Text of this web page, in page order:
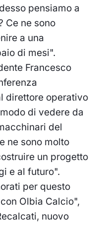
pensiamo a
Ce ne sono
a una
di mesi".
Francesco
direttore operativo
di vedere da
del
ne sono molto
un progetto
e al futuro".
per questo
Olbia Calcio",
nuovo